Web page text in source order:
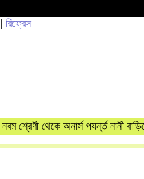
| রিফ্রেস
থেকে অনার্স পযর্ন্ত নানী